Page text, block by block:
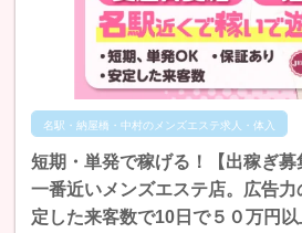
名駅・納屋橋・中村のメンズエステ求人・体入
短期・単発で稼げる！【出稼ぎ募
一番近いメンズエステ店。広告
定した来客数で10日で５０万円